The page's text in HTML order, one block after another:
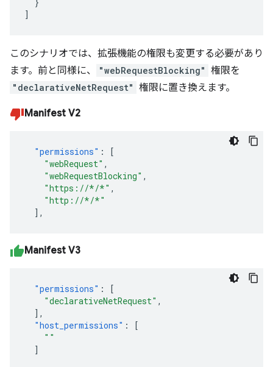
]
このシナリオでは、拡張機能の権限も変更する必要があり
ます。前と同様に、
"webRequestBlocking" 権限を
"declarativeNetRequest" 権限に置き換えます。
Manifest V2
"permissions" :
[
"webRequest" ,
"webRequestBlocking" ,
"https://*/*" ,
"http://*/*"
],
Manifest V3
"permissions" :
[
"declarativeNetRequest" ,
],
"host_permissions" :
[
" "
]